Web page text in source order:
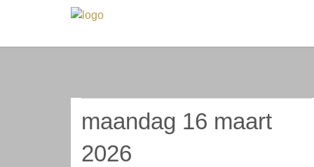
maandag 16 maart
2026